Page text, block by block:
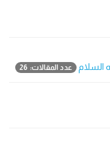
السلام عدد المقالات: 26